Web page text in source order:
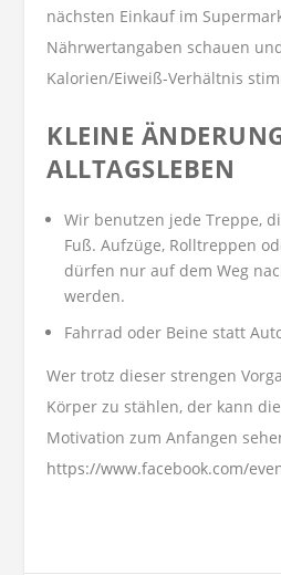
nächsten Einkauf im
Nährwertangaben schauen
Kalorien/Eiweiß-Verhältnis
KLEINE
ALLTAGSLEBEN
Wir benutzen jede Treppe,
Fuß. Aufzüge, Rolltreppen
dürfen nur auf dem Weg
werden.
Fahrrad oder Beine statt
Wer trotz dieser strengen
Körper zu stählen, der kann
Motivation zum Anfangen
https://www.facebook.com/